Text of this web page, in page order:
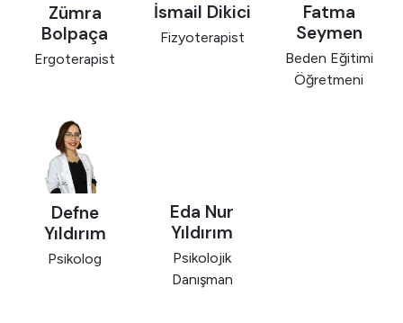
Zümra
Bolpaça
Ergoterapist
İsmail Dikici
Fizyoterapist
Fatma
Seymen
Beden Eğitimi
Öğretmeni
Defne
Yıldırım
Psikolog
Eda Nur
Yıldırım
Psikolojik
Danışman